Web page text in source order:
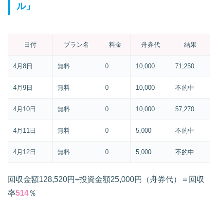
ル」
日付 プラン名 料金 舟券代 結果
4月8日 無料 0 10,000 71,250
4月9日 無料 0 10,000 不的中
4月10日 無料 0 10,000 57,270
4月11日 無料 0 5,000 不的中
4月12日 無料 0 5,000 不的中
回収金額128,520円÷投資金額25,000円（舟券代）＝回収
率514％